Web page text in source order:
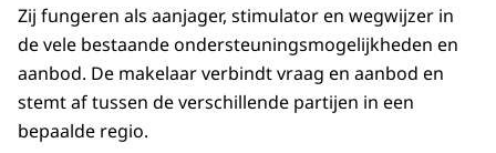
Zij fungeren als aanjager, stimulator en wegwijzer in
de vele bestaande ondersteuningsmogelijkheden en
aanbod. De makelaar verbindt vraag en aanbod en
stemt af tussen de verschillende partijen in een
bepaalde regio.